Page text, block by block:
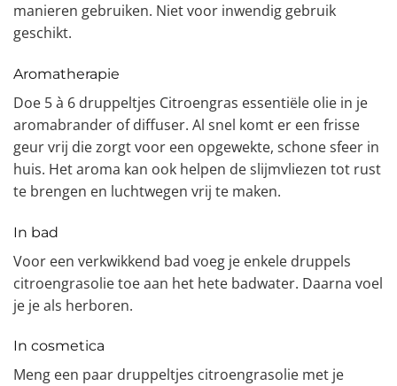
manieren gebruiken. Niet voor inwendig gebruik
geschikt.
Aromatherapie
Doe 5 à 6 druppeltjes Citroengras essentiële olie in je
aromabrander of diffuser. Al snel komt er een frisse
geur vrij die zorgt voor een opgewekte, schone sfeer in
huis. Het aroma kan ook helpen de slijmvliezen tot rust
te brengen en luchtwegen vrij te maken.
In bad
Voor een verkwikkend bad voeg je enkele druppels
citroengrasolie toe aan het hete badwater. Daarna voel
je je als herboren.
In cosmetica
Meng een paar druppeltjes citroengrasolie met je